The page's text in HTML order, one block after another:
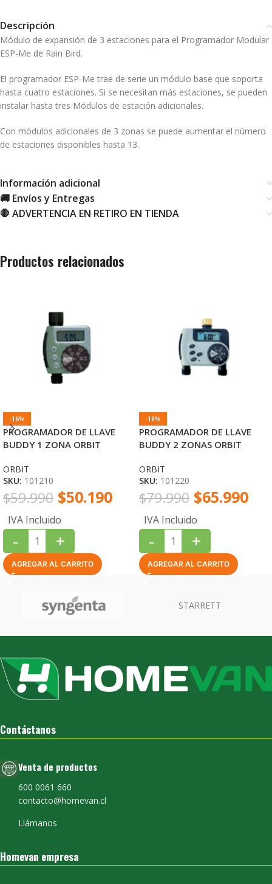
Descripción
Módulo de expansión de 3 estaciones para el Programador Modular
ESP-Me de Rain Bird.
El programador ESP-Me trae de serie un módulo base que soporta
hasta cuatro estaciones. Si se necesitan más estaciones, se pueden
instalar hasta tres Módulos de estación adicionales.
Con módulos adicionales de 3 zonas se puede aumentar el número
de estaciones disponibles hasta 13.
Información adicional
🚚 Envíos y Entregas
🛑 ADVERTENCIA EN RETIRO EN TIENDA
Productos relacionados
-16%
PROGRAMADOR DE LLAVE
BUDDY 1 ZONA ORBIT
ORBIT
SKU: 101210
$59.990 $50.190
IVA Incluido
- +
AGREGAR AL CARRITO
-18%
PROGRAMADOR DE LLAVE
BUDDY 2 ZONAS ORBIT
ORBIT
SKU: 101220
$79.990 $65.990
IVA Incluido
- +
AGREGAR AL CARRITO
Contáctanos
Venta de productos
600 0061 660
contacto@homevan.cl
Llámanos
Homevan empresa